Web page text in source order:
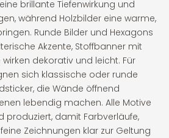
brillante Tiefenwirkung und
während Holzbilder eine warme,
Runde Bilder und Hexagons
Akzente, Stoffbanner mit
dekorativ und leicht. Für
sich klassische oder runde
die Wände öffnend
lebendig machen. Alle Motive
produziert, damit Farbverläufe,
Zeichnungen klar zur Geltung